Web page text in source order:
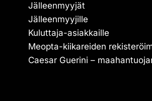
Jälleenmyyjät
Jälleenmyyjille
Kuluttaja-asiakkaille
Meopta-kiikareiden
Caesar Guerini –